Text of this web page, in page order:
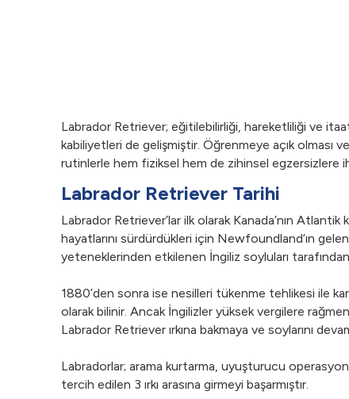
Labrador Retriever; eğitilebilirliği, hareketliliği ve
kabiliyetleri de gelişmiştir. Öğrenmeye açık olması
rutinlerle hem fiziksel hem de zihinsel egzersizlere
Labrador Retriever Tarihi
Labrador Retriever’lar ilk olarak Kanada’nın
hayatlarını sürdürdükleri için Newfoundland’ın
yeteneklerinden etkilenen İngiliz soyluları
1880’den sonra ise nesilleri tükenme tehlikesi ile
olarak bilinir. Ancak İngilizler yüksek vergilere rağmen
Labrador Retriever ırkına bakmaya ve soylarını
Labradorlar; arama kurtarma, uyuşturucu
tercih edilen 3 ırkı arasına girmeyi başarmıştır.